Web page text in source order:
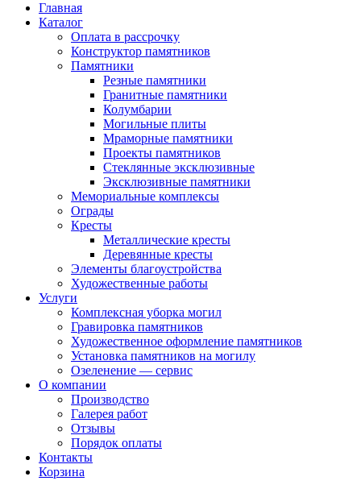
Главная
Каталог
Оплата в рассрочку
Конструктор памятников
Памятники
Резные памятники
Гранитные памятники
Колумбарии
Могильные плиты
Мраморные памятники
Проекты памятников
Стеклянные эксклюзивные
Эксклюзивные памятники
Мемориальные комплексы
Ограды
Кресты
Металлические кресты
Деревянные кресты
Элементы благоустройства
Художественные работы
Услуги
Комплексная уборка могил
Гравировка памятников
Художественное оформление памятников
Установка памятников на могилу
Озеленение — сервис
О компании
Производство
Галерея работ
Отзывы
Порядок оплаты
Контакты
Корзина